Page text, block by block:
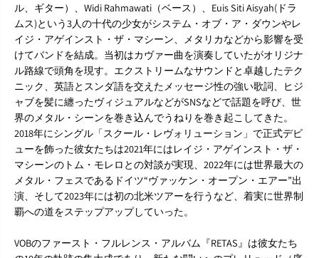
ル、ギター）、Widi Rahmawati（ベース）、Euis Siti Aisyah(ドラ
ムス)という3人の十代の少女がシステム・オブ・ア・ダウンやレ
イジ・アゲインスト・ザ・マシーン、メタリカなどから影響を受
けてバンドを結成。当初はカヴァー曲を演奏していたがオリジナ
ル路線で頭角を現す。エクストリームなサウンドと卓越したテク
ニック、英語とスンダ語を交えたメッセージ性の強い歌詞、ヒジ
ャブを髪に纏ったヴィジュアルなどがSNSなどで話題を呼び、世
界のメタル・シーンを巻き込んでうねりを巻き起こしてきた。
2018年にシングル「スクール・レヴォリューション」で正式デビ
ューを飾った彼女たちは2021年にはレイジ・アゲインスト・ザ・
マシーンのトム・モレロとの対談が実現、2022年には世界最大の
メタル・フェスであるドイツ“ヴァッケン・オープン・エアー”出
演、そして2023年には初の北米ツアーを行うなど、着実に世界制
覇への道をステップアップしていった。
VOBのファースト・フルレンス・アルバム『RETAS』は彼女たち